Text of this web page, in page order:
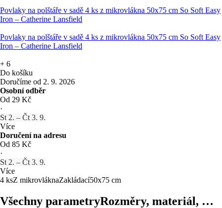
Povlaky na polštáře v sadě 4 ks z mikrovlákna 50x75 cm So Soft Easy
Iron – Catherine Lansfield
Povlaky na polštáře v sadě 4 ks z mikrovlákna 50x75 cm So Soft Easy
Iron – Catherine Lansfield
+ 6
Do košíku
Doručíme od 2. 9. 2026
Osobní odběr
Od 29 Kč
·
St 2. – Čt 3. 9.
Více
Doručení na adresu
Od 85 Kč
·
St 2. – Čt 3. 9.
Více
4 ksZ mikrovláknaZakládací50x75 cm
Všechny parametryRozměry, materiál, …